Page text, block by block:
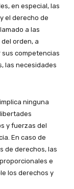
en especial, las
el derecho de
a las
orden, a
competencias
las necesidades
ninguna
y fuerzas del
En caso de
de derechos, las
e
los derechos y